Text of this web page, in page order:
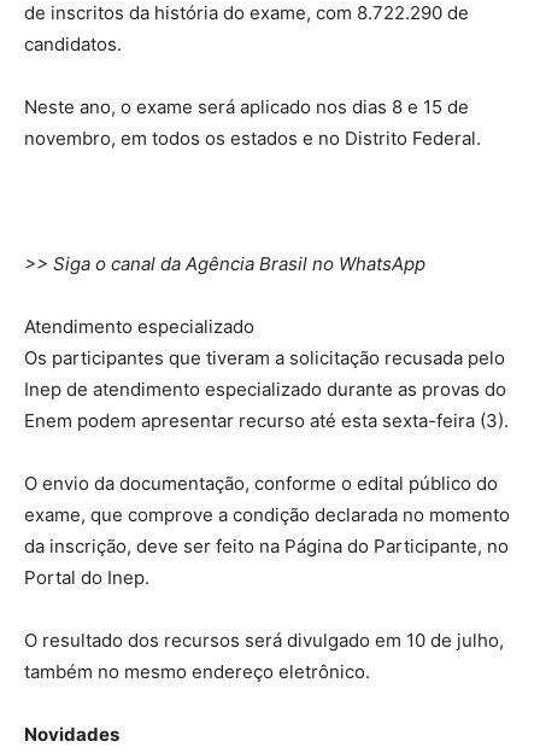
de inscritos da história do exame, com 8.722.290 de
candidatos.
Neste ano, o exame será aplicado nos dias 8 e 15 de
novembro, em todos os estados e no Distrito Federal.
>> Siga o canal da Agência Brasil no WhatsApp
Atendimento especializado
Os participantes que tiveram a solicitação recusada pelo
Inep de atendimento especializado durante as provas do
Enem podem apresentar recurso até esta sexta-feira (3).
O envio da documentação, conforme o edital público do
exame, que comprove a condição declarada no momento
da inscrição, deve ser feito na Página do Participante, no
Portal do Inep.
O resultado dos recursos será divulgado em 10 de julho,
também no mesmo endereço eletrônico.
Novidades